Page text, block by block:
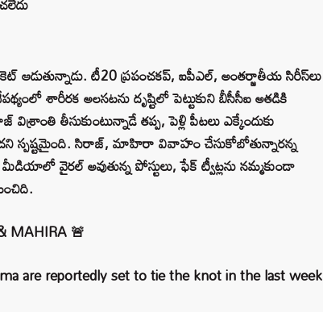
టీ20 ప్రపంచకప్, ఐపీఎల్, అంతర్జాతీయ సిరీస్‌లు
శారీరక అలసటను దృష్టిలో పెట్టుకుని బీసీసీఐ అతడికి
తీసుకుంటున్నాడే తప్ప, పెళ్లి పీటలు ఎక్కేందుకు
స్పష్టమైంది. సిరాజ్, మాహిరా వివాహం చేసుకోబోతున్నారన్న
వైరల్ అవుతున్న పోస్టులు, ఫేక్ ట్వీట్లను నమ్మకుండా
MAHIRA 🚨
are reportedly set to tie the knot in the last week